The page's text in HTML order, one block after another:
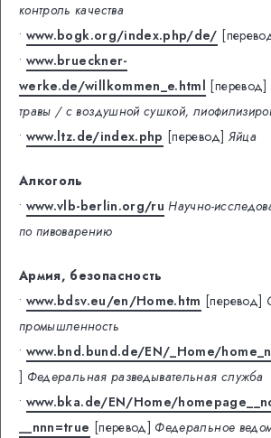
контроль качества
• www.bogk.org/index.php/de/
• www.brueckner-
werke.de/willkommen_e.html [перевод]
травы / с воздушной сушкой,
• www.ltz.de/index.php [перевод] Яйца
Алкоголь
• www.vlb-berlin.org/ru Научно-
по пивоварению
Армия, безопасность
• www.bdsv.eu/en/Home.htm [перевод]
промышленность
• www.bnd.bund.de/EN/_Home/
] Федеральная разведывательная служба
• www.bka.de/EN/Home/
__nnn=true [перевод] Федеральное